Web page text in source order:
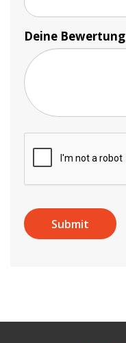
Deine Bewertung